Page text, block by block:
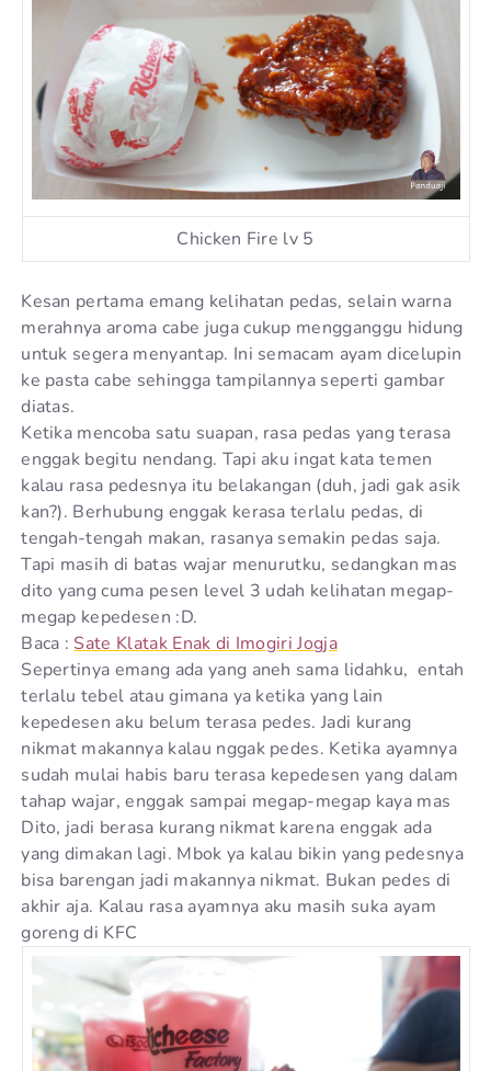
Chicken Fire lv 5
Kesan pertama emang kelihatan pedas, selain warna
merahnya aroma cabe juga cukup mengganggu hidung
untuk segera menyantap. Ini semacam ayam dicelupin
ke pasta cabe sehingga tampilannya seperti gambar
diatas.
Ketika mencoba satu suapan, rasa pedas yang terasa
enggak begitu nendang. Tapi aku ingat kata temen
kalau rasa pedesnya itu belakangan (duh, jadi gak asik
kan?). Berhubung enggak kerasa terlalu pedas, di
tengah-tengah makan, rasanya semakin pedas saja.
Tapi masih di batas wajar menurutku, sedangkan mas
dito yang cuma pesen level 3 udah kelihatan megap-
megap kepedesen :D.
Baca : Sate Klatak Enak di Imogiri Jogja
Sepertinya emang ada yang aneh sama lidahku, entah
terlalu tebel atau gimana ya ketika yang lain
kepedesen aku belum terasa pedes. Jadi kurang
nikmat makannya kalau nggak pedes. Ketika ayamnya
sudah mulai habis baru terasa kepedesen yang dalam
tahap wajar, enggak sampai megap-megap kaya mas
Dito, jadi berasa kurang nikmat karena enggak ada
yang dimakan lagi. Mbok ya kalau bikin yang pedesnya
bisa barengan jadi makannya nikmat. Bukan pedes di
akhir aja. Kalau rasa ayamnya aku masih suka ayam
goreng di KFC